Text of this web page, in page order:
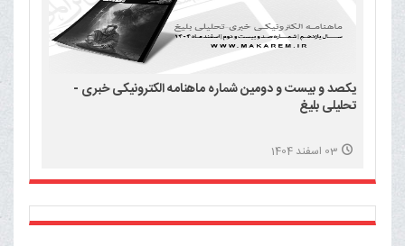
یکصد و بیست و دومین شماره ماهنامه الکترونیکی خبری -
تحلیلی بلیغ
03 اسفند 1404